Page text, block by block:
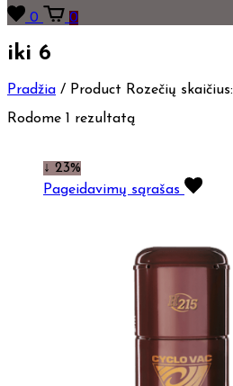
0 0
iki 6
Pradžia / Product Rozečių skaičius:
Rodome 1 rezultatą
↓ 23%
Pageidavimų sąrašas